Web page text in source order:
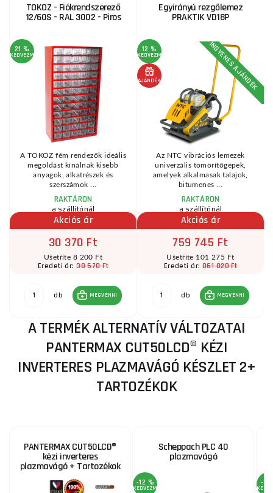
TOKOZ - Fiókrendszerező
12/60S - RAL 3002 - Piros
21 %
KEDVEZMÉNY
A TOKOZ fém rendezők ideális
megoldást kínálnak kisebb
anyagok, alkatrészek és
szerszámok ...
RAKTÁRON
a szállítónál
Akciós ár
30 370 Ft
Ušetříte 8 200 Ft
Eredeti ár:38 570 Ft
db MEGVENNI
Egyirányú rezgőlemez
PRAKTIK VD18P
12 %
KEDVEZMÉNY
AJÁNDÉK INGYENES AJÁNDÉK
Az NTC vibrációs lemezek
univerzális tömörítőgépek,
amelyek alkalmasak talajok,
bitumenes ...
RAKTÁRON
a szállítónál
Akciós ár
759 745 Ft
Ušetříte 101 275 Ft
Eredeti ár: 861 020 Ft
db MEGVENNI
A TERMÉK ALTERNATÍV VÁLTOZATAI
PANTERMAX CUT50LCD® KÉZI
INVERTERES PLAZMAVÁGÓ KÉSZLET 2+
TARTOZÉKOK
PANTERMAX CUT50LCD®
kézi inverteres
plazmavágó + Tartozékok
Scheppach PLC 40
plazmavágó
-12 %
KEDVEZMÉNY
-3